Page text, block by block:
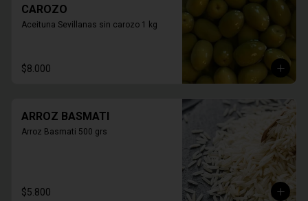
CAROZO
Aceituna Sevillanas sin carozo 1 kg
$8.000
ARROZ BASMATI
Arroz Basmati 500 grs
$5.800